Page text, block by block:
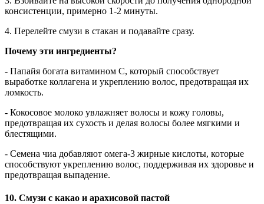
консистенции, примерно 1-2 минуты.
4. Перелейте смузи в стакан и подавайте сразу.
Почему эти ингредиенты?
- Папайя богата витамином C, который способствует
выработке коллагена и укреплению волос, предотвращая их
ломкость.
- Кокосовое молоко увлажняет волосы и кожу головы,
предотвращая их сухость и делая волосы более мягкими и
блестящими.
- Семена чиа добавляют омега-3 жирные кислоты, которые
способствуют укреплению волос, поддерживая их здоровье и
предотвращая выпадение.
10. Смузи с какао и арахисовой пастой